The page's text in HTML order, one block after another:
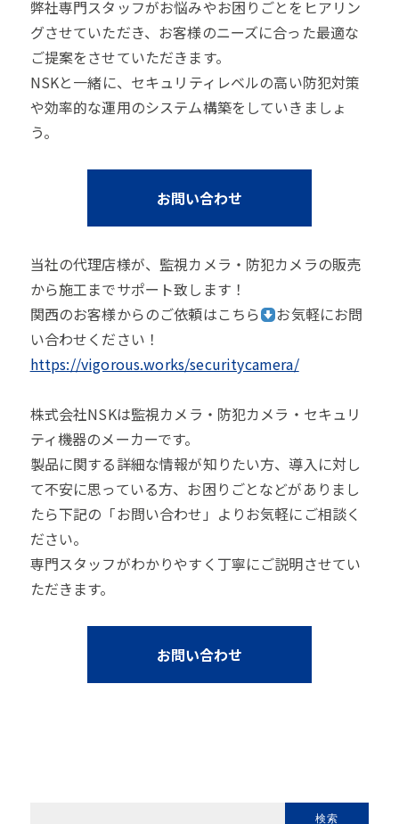
弊社専門スタッフがお悩みやお困りごとをヒアリン
グさせていただき、お客様のニーズに合った最適な
ご提案をさせていただきます。
NSKと一緒に、セキュリティレベルの高い防犯対策
や効率的な運用のシステム構築をしていきましょ
う。
お問い合わせ
当社の代理店様が、監視カメラ・防犯カメラの販売
から施工までサポート致します！
関西のお客様からのご依頼はこちら
お気軽にお問
い合わせください！
https://vigorous.works/securitycamera/
株式会社NSKは監視カメラ・防犯カメラ・セキュリ
ティ機器のメーカーです。
製品に関する詳細な情報が知りたい方、導入に対し
て不安に思っている方、お困りごとなどがありまし
たら下記の「お問い合わせ」よりお気軽にご相談く
ださい。
専門スタッフがわかりやすく丁寧にご説明させてい
ただきます。
お問い合わせ